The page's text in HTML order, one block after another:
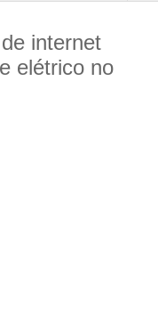
internet
elétrico no